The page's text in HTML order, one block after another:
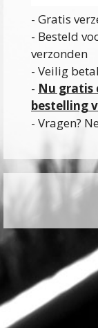
- Gratis
- Besteld
verzonden
- Veilig
- Nu gratis
bestelling
- Vragen?